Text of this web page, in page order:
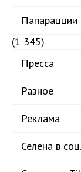
Папарацции
(1 345)
Пресса
Разное
Реклама
Селена в